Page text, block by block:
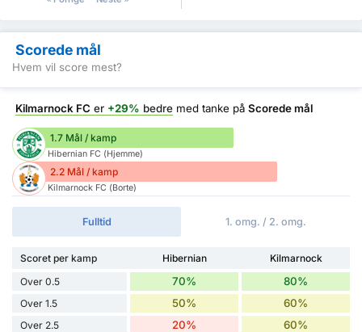
Scorede mål
Hvem vil score mest?
Kilmarnock FC er +29% bedre med tanke på Scorede mål
1.7 Mål / kamp
Hibernian FC (Hjemme)
2.2 Mål / kamp
Kilmarnock FC (Borte)
Fulltid 1. omg. / 2. omg.
Scoret per kamp Hibernian
Kilmarnock
Over 0.5
70% 80%
Over 1.5 50% 60%
Over 2.5 20% 60%